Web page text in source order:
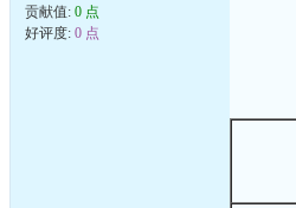
贡献值: 0 点
好评度: 0 点